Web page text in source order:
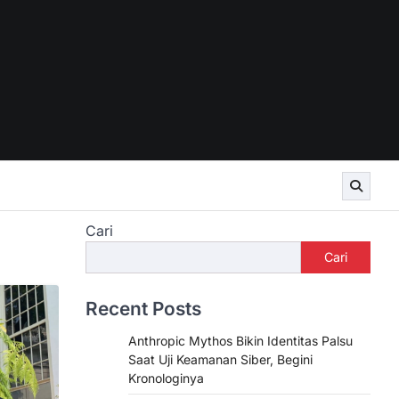
Cari
Cari
Recent Posts
Anthropic Mythos Bikin Identitas Palsu
Saat Uji Keamanan Siber, Begini
Kronologinya